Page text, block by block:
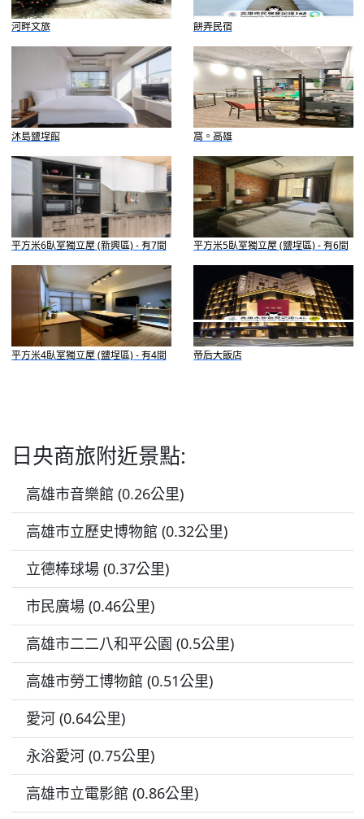
河畔文旅 餅弄民宿
沐島鹽埕館 窩。高雄
平方米6臥室獨立屋 (新興區) - 有7間
私人浴室
平方米5臥室獨立屋 (鹽埕區) - 有6間
私人浴室
平方米4臥室獨立屋 (鹽埕區) - 有4間
私人浴室
帝后大飯店
日央商旅附近景點:
高雄市音樂館 (0.26公里)
高雄市立歷史博物館 (0.32公里)
立德棒球場 (0.37公里)
市民廣場 (0.46公里)
高雄市二二八和平公園 (0.5公里)
高雄市勞工博物館 (0.51公里)
愛河 (0.64公里)
永浴愛河 (0.75公里)
高雄市立電影館 (0.86公里)